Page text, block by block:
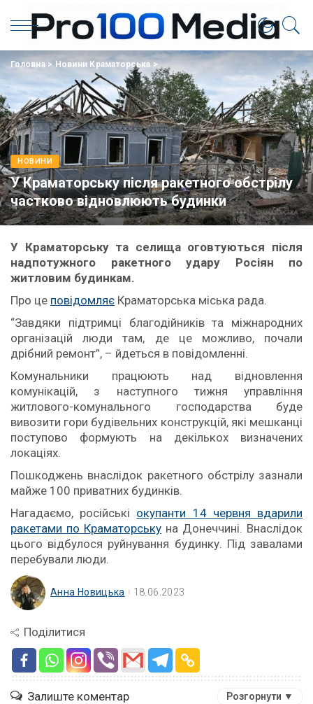
Головна> Новини Краматорська >
НОВИНИ
У Краматорську після ракетного обстрілу
частково відновлюють будинки
У Краматорську та селища оговтуються після
надпотужного ракетного удару Росіян по
житловим будинкам.
Про це повідомляє Краматорська міська рада.
“Завдяки підтримці благодійників та міжнародних
організацій люди там, де це можливо, почали
дрібний ремонт”, – йдеться в повідомленні.
Комунальники працюють над відновлення
комунікацій, з наступного тижня управління
житлового-комунального господарства буде
вивозити гори будівельних конструкцій, які мешканці
поступово формують на декількох визначених
локаціях.
Пошкоджень внаслідок ракетного обстрілу зазнали
майже 100 приватних будинків.
Нагадаємо, російські окупанти 14 червня вдарили
ракетами по Краматорську на Донеччині. Внаслідок
цього відбулося руйнування будинку. Під завалами
перебували люди.
Анна Новицька 18.06.2023
Поділитися
Залиште коментар Розгорнути ▼